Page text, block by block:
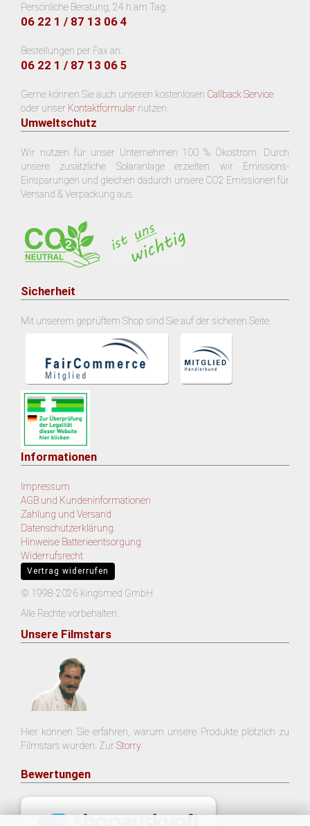
Persönliche Beratung, 24 h am Tag:
06 22 1 / 87 13 06 4
Bestellungen per Fax an:
06 22 1 / 87 13 06 5
Gerne können Sie auch unseren kostenlosen Callback Service
oder unser Kontaktformular nutzen.
Umweltschutz
Wir nutzen für unser Unternehmen 100 % Ökostrom. Durch
unsere zusätzliche Solaranlage erzielten wir Emissions-
Einsparungen und gleichen dadurch unsere CO2 Emissionen für
Versand & Verpackung aus.
Sicherheit
Mit unserem geprüftem Shop sind Sie auf der sicheren Seite.
Informationen
Impressum
AGB und Kundeninformationen
Zahlung und Versand
Datenschutzerklärung
Hinweise Batterieentsorgung
Widerrufsrecht
Vertrag widerrufen
© 1998-2026 kingsmed GmbH
Alle Rechte vorbehalten.
Unsere Filmstars
Hier können Sie erfahren, warum unsere Produkte plötzlich zu
Filmstars wurden. ZurStorry
Bewertungen